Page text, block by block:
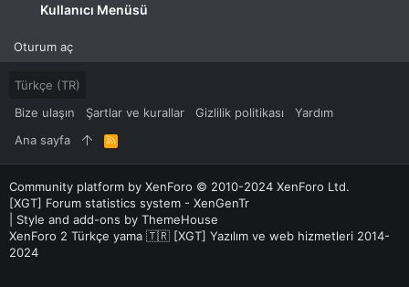
Kullanıcı Menüsü
Oturum aç
Türkçe (TR)
Bize ulaşın
Şartlar ve kurallar Gizlilik politikası
Yardım
Ana sayfa
R
S
S
Community platform by XenForo © 2010-2024 XenForo Ltd.
[XGT] Forum statistics system - XenGenTr
Style and add-ons by ThemeHouse
XenForo 2 Türkçe yama 🇹🇷 [XGT] Yazılım ve web hizmetleri 2014-
2024